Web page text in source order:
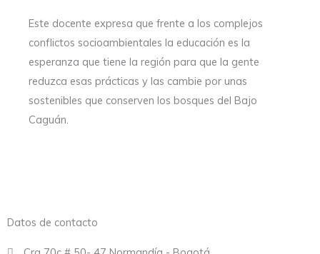
Este docente expresa que frente a los complejos
conflictos socioambientales la educación es la
esperanza que tiene la región para que la gente
reduzca esas prácticas y las cambie por unas
sostenibles que conserven los bosques del Bajo
Caguán.
Datos de contacto